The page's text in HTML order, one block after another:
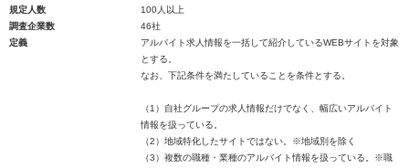
規定人数
100人以上
調査企業数
46社
定義
アルバイト求人情報を一括して紹介しているWEBサイトを対象
とする。
なお、下記条件を満たしていることを条件とする。
（1）自社グループの求人情報だけでなく、幅広いアルバイト
情報を扱っている。
（2）地域特化したサイトではない。※地域別を除く
（3）複数の職種・業種のアルバイト情報を扱っている。※職